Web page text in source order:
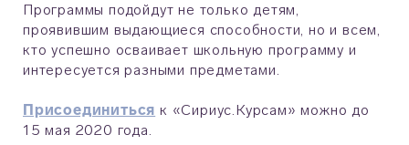
Программы подойдут не только детям,
проявившим выдающиеся способности, но и всем,
кто успешно осваивает школьную программу и
интересуется разными предметами.
Присоединиться к «Сириус.Курсам» можно до
15 мая 2020 года.